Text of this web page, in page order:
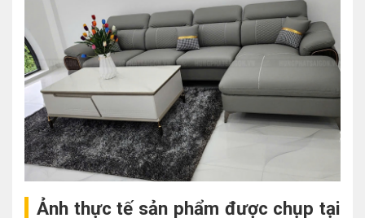
Ảnh thực tế sản phẩm được chụp tại